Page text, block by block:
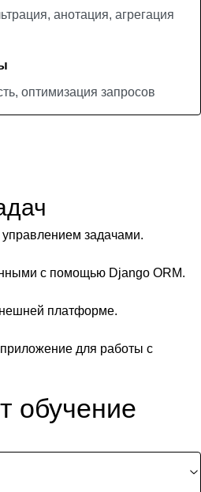
анотация, агрегация
оптимизация запросов
задачами.
с помощью Django ORM.
платформе.
для работы с
обучение